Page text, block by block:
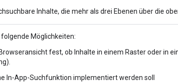
Inhalte, die mehr als drei Ebenen über die
folgende Möglichkeiten:
fest, ob Inhalte in einem Raster oder in
In-App-Suchfunktion implementiert werden soll